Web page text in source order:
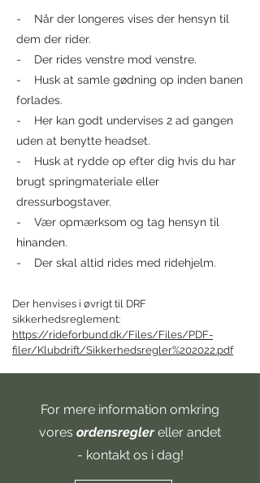
- Når der longeres vises der hensyn til
dem der rider.
- Der rides venstre mod venstre.
- Husk at samle gødning op inden banen
forlades.
- Her kan godt undervises 2 ad gangen
uden at benytte headset.
- Husk at rydde op efter dig hvis du har
brugt springmateriale eller
dressurbogstaver.
- Vær opmærksom og tag hensyn til
hinanden.
- Der skal altid rides med ridehjelm.
Der henvises i øvrigt til DRF
sikkerhedsreglement:
https://rideforbund.dk/Files/Files/PDF-
filer/Klubdrift/Sikkerhedsregler%202022.pdf
For mere information omkring
vores ordensregler eller andet
- kontakt os i dag!